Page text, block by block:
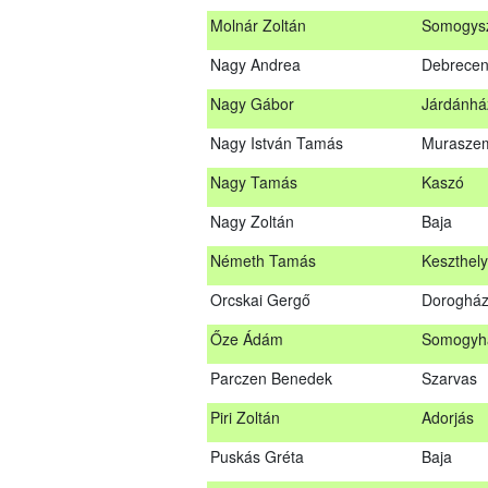
Molnár Zoltán
Nagy Andrea
Debrecen
Nagy Gábor
Nagy István Tamás
Nagy Tamás
Kaszó
Nagy Zoltán
Baja
Németh Tamás
Keszthely
Orcskai Gergő
Őze Ádám
Parczen Benedek
Szarvas
Piri Zoltán
Adorjás
Puskás Gréta
Baja
Mihalóczki Krisztián
Molnár Zoltán
Nagy Andrea
Nagy Gábor
Nagy István Tamás
Nagy Tamás
Kaszó
Nagy Zoltán
Baja
Nárai István
Sárvár
Németh Tamás
Orcskai Gergő
Őze Ádám
Parczen Benedek
Szarvas